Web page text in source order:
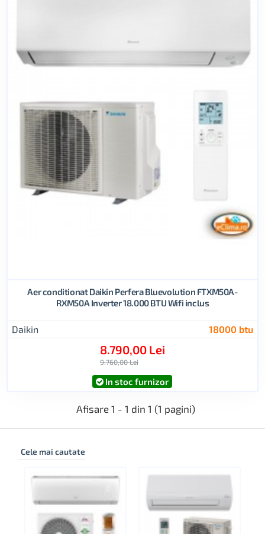
Daikin 18000 btu
Aer conditionat Daikin Perfera Bluevolution FTXM50A-
RXM50A Inverter 18.000 BTU Wifi inclus
8.790,00 Lei
9.760,00 Lei
In stoc furnizor
Afisare 1 - 1 din 1 (1 pagini)
Cele mai cautate